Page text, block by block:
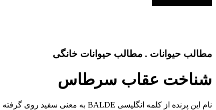
مطالب حیوانات . مطالب حیوانات خانگی
شناخت عقاب سرطاس
نام این پرنده از کلمه انگلیسی BALDE به معنی سفید روی گرفته شده است و در گذشته BALDE به معنی سفید بوده است که با مرور زمان معنی آن به طاس تغییر یافته است